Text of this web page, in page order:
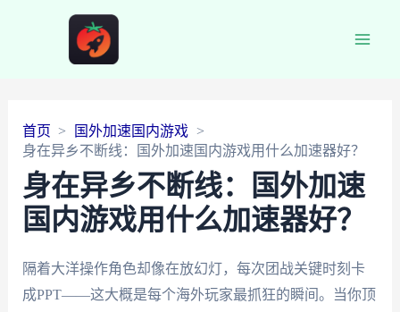
首页
国外加速国内游戏
身在异乡不断线：国外加速国内游戏用什么加速器好？
身在异乡不断线：国外加速
国内游戏用什么加速器好？
隔着大洋操作角色却像在放幻灯，每次团战关键时刻卡
成PPT——这大概是每个海外玩家最抓狂的瞬间。当你顶